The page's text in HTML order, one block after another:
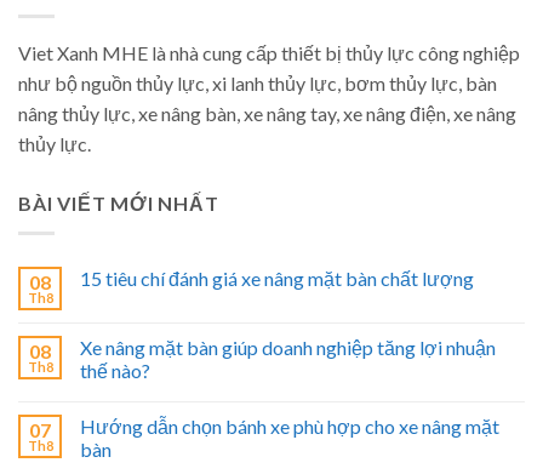
Viet Xanh MHE là nhà cung cấp thiết bị thủy lực công nghiệp
như bộ nguồn thủy lực, xi lanh thủy lực, bơm thủy lực, bàn
nâng thủy lực, xe nâng bàn, xe nâng tay, xe nâng điện, xe nâng
thủy lực.
BÀI VIẾT MỚI NHẤT
08
Th8
15 tiêu chí đánh giá xe nâng mặt bàn chất lượng
08
Th8
Xe nâng mặt bàn giúp doanh nghiệp tăng lợi nhuận
thế nào?
07
Th8
Hướng dẫn chọn bánh xe phù hợp cho xe nâng mặt
bàn